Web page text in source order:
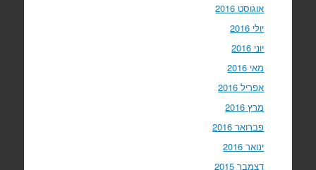
אוגוסט 2016
יולי 2016
יוני 2016
מאי 2016
אפריל 2016
מרץ 2016
פברואר 2016
ינואר 2016
דצמבר 2015